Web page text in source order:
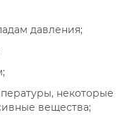
давления;
некоторые
вещества;